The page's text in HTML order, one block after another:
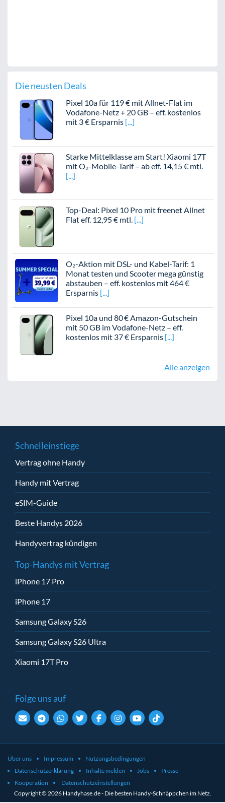
Die neusten Deals
Pixel 10a für 119 € mit Allnet-Flat im
Vodafone-Netz + 20 GB – eff. kostenlos
mit 3 € Ersparnis
Starke Mittelklasse am Start! Xiaomi 17T
mit O₂-Mobile-Tarif – ab eff. 14,15 € mtl.
Top-Deal: Pixel 10 Pro mit freenet Allnet
Flat eff. 12,95 € mtl.
O₂-Aktion mit DSL- und Kabel-Tarif: 1
Monat testen und Scooter mega günstig
abstauben – eff. kostenlos mit 464 €
Ersparnis
Pixel 10a und 80 € Amazon-Gutschein
mit 50 GB im Vodafone-Netz – eff.
kostenlos mit 37 € Ersparnis
Alle anzeigen
Schnelleinstiege
Vertrag ohne Handy
Handy mit Vertrag
eSIM-Guide
Beste Handys 2026
Handyvertrag kündigen
Top-Handys mit Vertrag
iPhone 17 Pro
iPhone 17
Samsung Galaxy S26
Samsung Galaxy S26 Ultra
Xiaomi 17T Pro
Folge uns auf
Über uns Impressum
Nutzungsbedingungen
Datenschutzerklärung
Inhalte melden Jobs
Presse
Kooperation
Datenschutzeinstellungen
Copyright © 2026 Handyhase.de - Die besten Handy-Schnäppchen im Netz.